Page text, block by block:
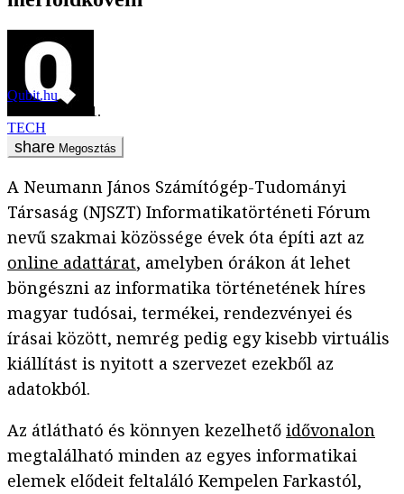
Qubit.hu
2019. október 1.
TECH
Megosztás
A Neumann János Számítógép-Tudományi
Társaság (NJSZT) Informatikatörténeti Fórum
nevű szakmai közössége évek óta építi azt az
online adattárat, amelyben órákon át lehet
böngészni az informatika történetének híres
magyar tudósai, termékei, rendezvényei és
írásai között, nemrég pedig egy kisebb virtuális
kiállítást is nyitott a szervezet ezekből az
adatokból.
Az átlátható és könnyen kezelhető idővonalon
megtalálható minden az egyes informatikai
elemek elődeit feltaláló Kempelen Farkastól,